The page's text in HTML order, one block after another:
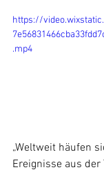
https://
.mp4
„Weltweit häufen
Ereignisse aus der